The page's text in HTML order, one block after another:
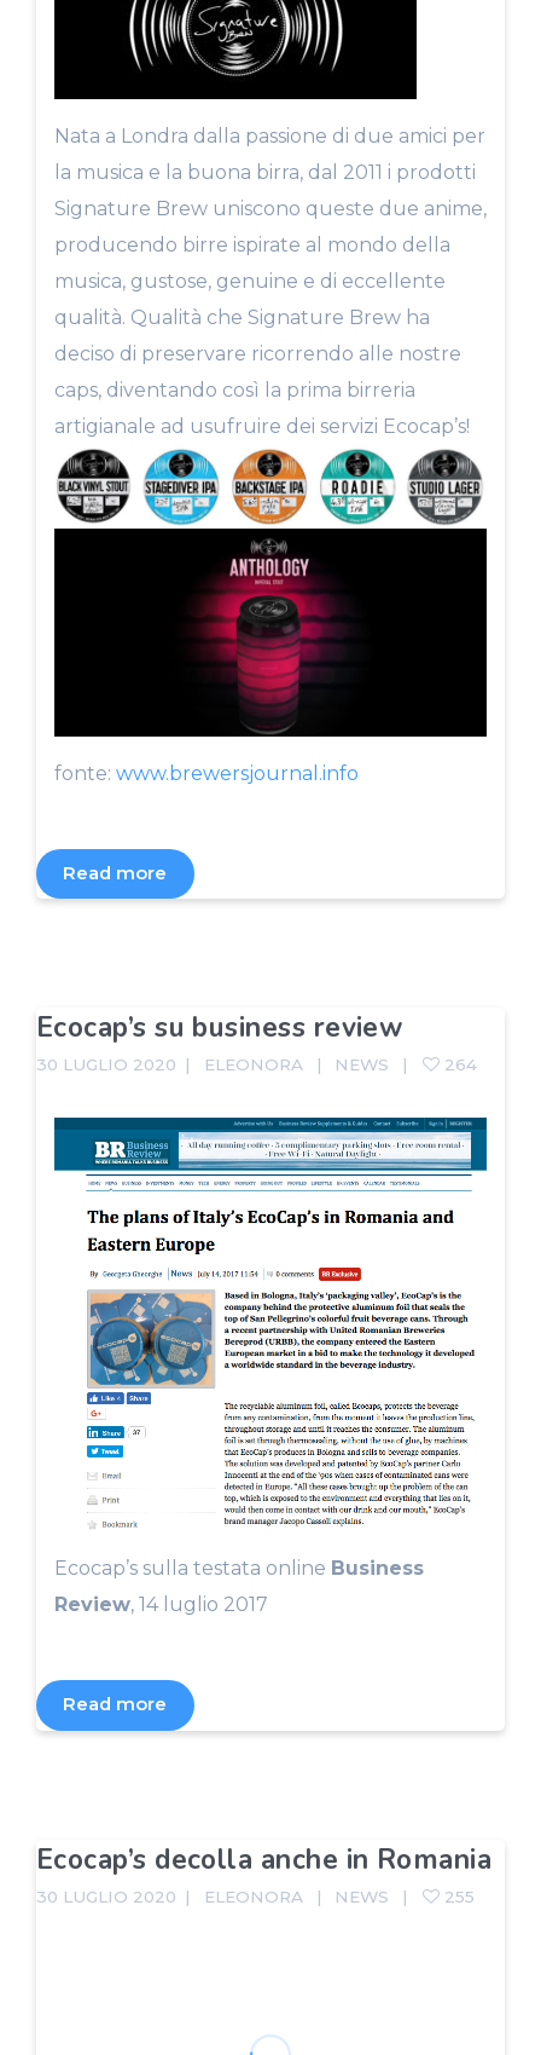
Nata a Londra dalla passione di due amici per
la musica e la buona birra, dal 2011 i prodotti
Signature Brew uniscono queste due anime,
producendo birre ispirate al mondo della
musica, gustose, genuine e di eccellente
qualità. Qualità che Signature Brew ha
deciso di preservare ricorrendo alle nostre
caps, diventando così la prima birreria
artigianale ad usufruire dei servizi Ecocap’s!
fonte: www.brewersjournal.info
Read more
Ecocap’s su business review
30 LUGLIO 2020 ELEONORA NEWS 264
Ecocap’s sulla testata online Business
Review, 14 luglio 2017
Read more
Ecocap’s decolla anche in Romania
30 LUGLIO 2020 ELEONORA NEWS 255